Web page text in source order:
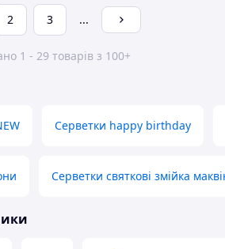
2 3 ...
1 - 29 товарів з 100+
Серветки happy birthday
Серветки святкові змійка